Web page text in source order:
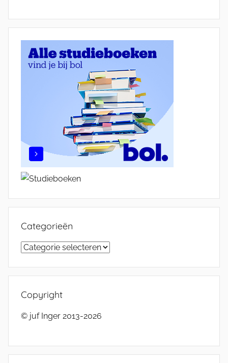
Categorieën
Categorieën
Copyright
© juf Inger 2013-2026